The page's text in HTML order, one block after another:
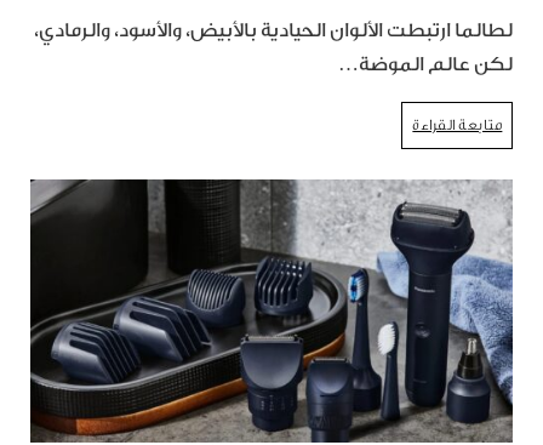
لطالما ارتبطت الألوان الحيادية بالأبيض، والأسود، والرمادي،
لكن عالم الموضة…
متابعة القراءة